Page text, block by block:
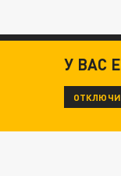
У ВАС